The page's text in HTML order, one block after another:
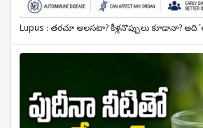
Lupus : తరచూ అలసటా? కీళ్లనొప్పులు కూడానా? అది